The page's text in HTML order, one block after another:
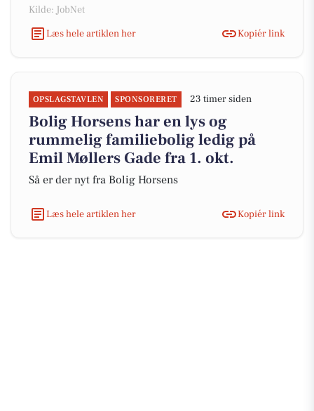
Kilde: JobNet
Læs hele artiklen her
Kopiér link
OPSLAGSTAVLEN SPONSORERET 23 timer siden
Bolig Horsens har en lys og
rummelig familiebolig ledig på
Emil Møllers Gade fra 1. okt.
Så er der nyt fra Bolig Horsens
Læs hele artiklen her Kopiér link